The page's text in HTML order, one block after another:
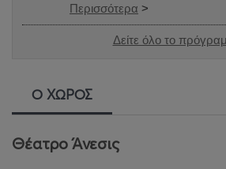
Περισσότερα >
Δείτε όλο το
Ο ΧΩΡΟΣ
Θέατρο Άνεσις